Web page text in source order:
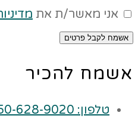
אני מאשר/ת את
אשמח לקבל פרטים
אשמח להכיר
טלפון: 050-628-9020